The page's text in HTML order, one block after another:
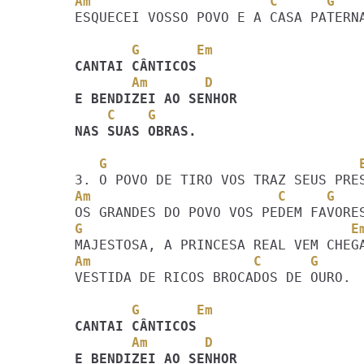
ESQUECEI VOSSO POVO E A CASA
       G       Em
       Am       D
    C    G
NAS SUAS OBRAS.
G
Am                       C     G
G
Am                    C      G
VESTIDA DE RICOS BROCADOS DE OURO.
       G       Em
       Am       D